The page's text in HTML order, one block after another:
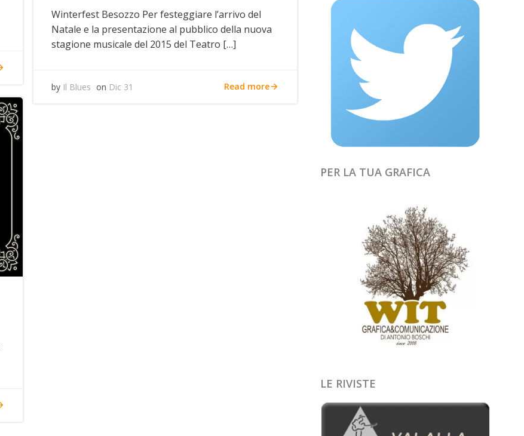
Winterfest Besozzo Per festeggiare l’arrivo del
Natale e la presentazione al pubblico della nuova
stagione musicale del 2015 del Teatro […]
by Il Blues on Dic 31 Read more
PER LA TUA GRAFICA
LE RIVISTE